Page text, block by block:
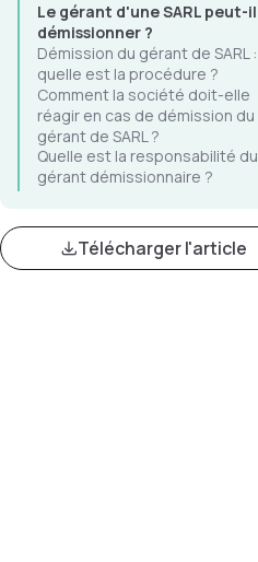
Le gérant d'une SARL peut-il
démissionner ?
Démission du gérant de SARL :
quelle est la procédure ?
Comment la société doit-elle
réagir en cas de démission du
gérant de SARL ?
Quelle est la responsabilité du
gérant démissionnaire ?
Télécharger l'article